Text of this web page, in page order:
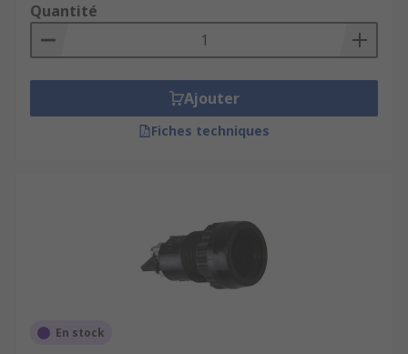
Quantité
Ajouter
Fiches techniques
En stock